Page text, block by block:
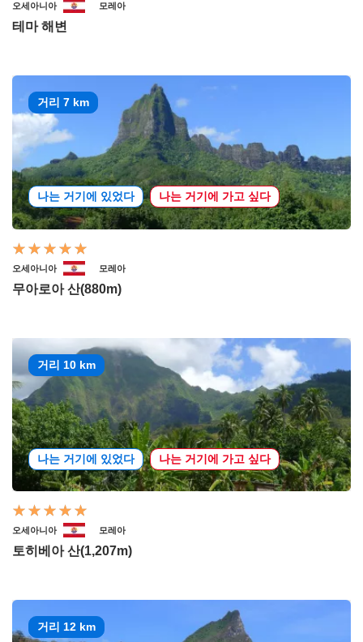
오세아니아 모레아
테마 해변
거리 7 km
나는 거기에 있었다 나는 거기에 가고 싶다
오세아니아 모레아
무아로아 산(880m)
거리 10 km
나는 거기에 있었다 나는 거기에 가고 싶다
오세아니아 모레아
토히베아 산(1,207m)
거리 12 km